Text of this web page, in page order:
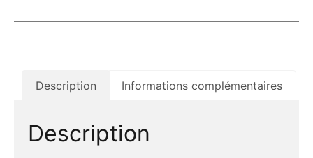
Description Informations complémentaires
Description